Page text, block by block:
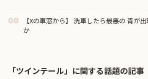
08
【Xの車窓から】 洗車したら最悪の 青が
か
「ツインテール」に関する話題の記事